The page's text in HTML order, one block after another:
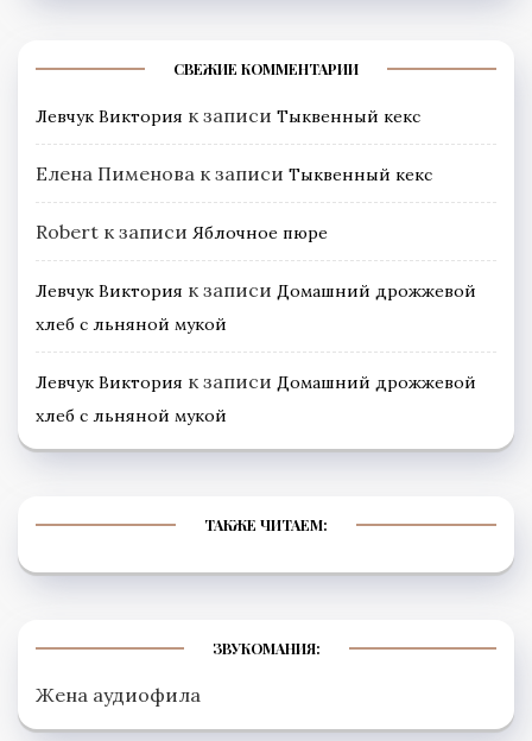
СВЕЖИЕ КОММЕНТАРИИ
Левчук Виктория к записи Тыквенный кекс
Елена Пименова к записи Тыквенный кекс
Robert к записи Яблочное пюре
Левчук Виктория к записи Домашний дрожжевой
хлеб с льняной мукой
Левчук Виктория к записи Домашний дрожжевой
хлеб с льняной мукой
ТАКЖЕ ЧИТАЕМ:
ЗВУКОМАНИЯ:
Жена аудиофила